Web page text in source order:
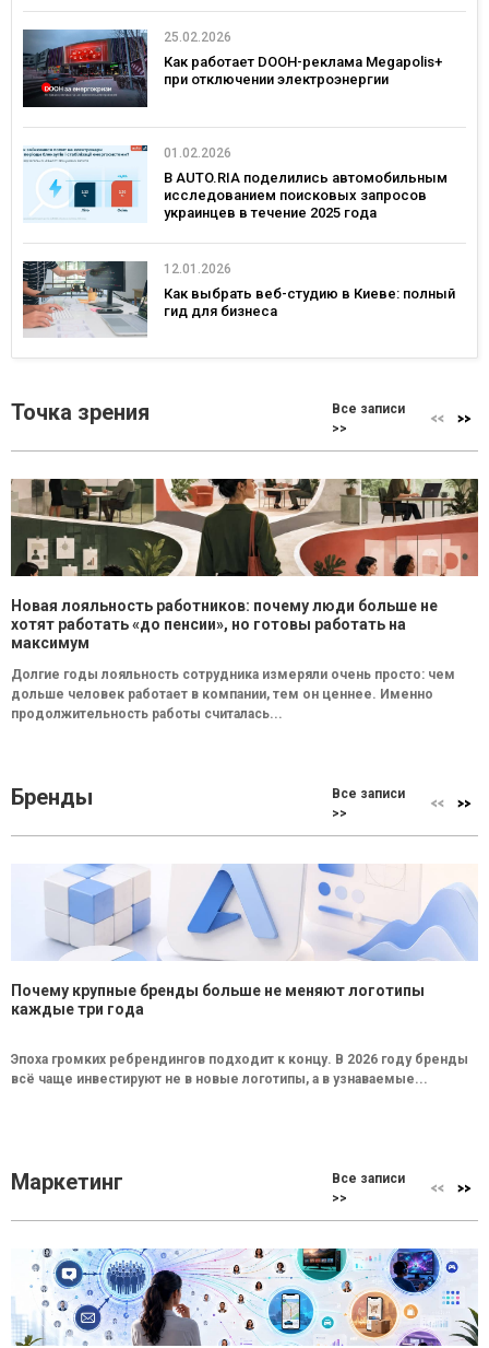
25.02.2026
Как работает DOOH-реклама Megapolis+
при отключении электроэнергии
01.02.2026
В AUTO.RIA поделились автомобильным
исследованием поисковых запросов
украинцев в течение 2025 года
12.01.2026
Как выбрать веб-студию в Киеве: полный
гид для бизнеса
Точка зрения
Все записи
>>
Новая лояльность работников: почему люди больше не
хотят работать «до пенсии», но готовы работать на
максимум
Долгие годы лояльность сотрудника измеряли очень просто: чем
дольше человек работает в компании, тем он ценнее. Именно
продолжительность работы считалась...
Бренды
Все записи
>>
Почему крупные бренды больше не меняют логотипы
каждые три года
Эпоха громких ребрендингов подходит к концу. В 2026 году бренды
всё чаще инвестируют не в новые логотипы, а в узнаваемые...
Маркетинг
Все записи
>>